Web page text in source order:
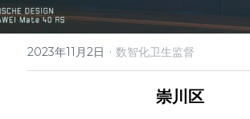
微信客服
2023年11月2日 · 数智化卫生监督
崇川区